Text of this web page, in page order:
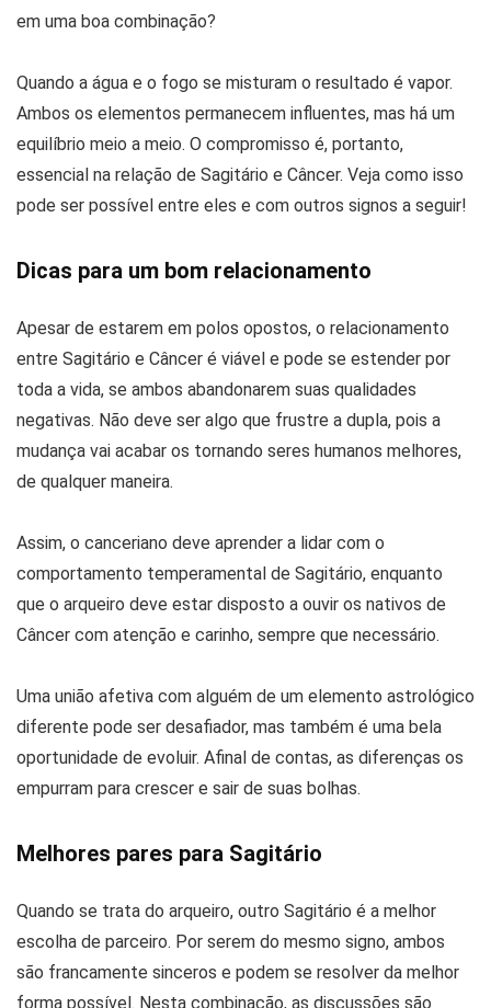
em uma boa combinação?
Quando a água e o fogo se misturam o resultado é vapor.
Ambos os elementos permanecem influentes, mas há um
equilíbrio meio a meio. O compromisso é, portanto,
essencial na relação de Sagitário e Câncer. Veja como isso
pode ser possível entre eles e com outros signos a seguir!
Dicas para um bom relacionamento
Apesar de estarem em polos opostos, o relacionamento
entre Sagitário e Câncer é viável e pode se estender por
toda a vida, se ambos abandonarem suas qualidades
negativas. Não deve ser algo que frustre a dupla, pois a
mudança vai acabar os tornando seres humanos melhores,
de qualquer maneira.
Assim, o canceriano deve aprender a lidar com o
comportamento temperamental de Sagitário, enquanto
que o arqueiro deve estar disposto a ouvir os nativos de
Câncer com atenção e carinho, sempre que necessário.
Uma união afetiva com alguém de um elemento astrológico
diferente pode ser desafiador, mas também é uma bela
oportunidade de evoluir. Afinal de contas, as diferenças os
empurram para crescer e sair de suas bolhas.
Melhores pares para Sagitário
Quando se trata do arqueiro, outro Sagitário é a melhor
escolha de parceiro. Por serem do mesmo signo, ambos
são francamente sinceros e podem se resolver da melhor
forma possível. Nesta combinação, as discussões são